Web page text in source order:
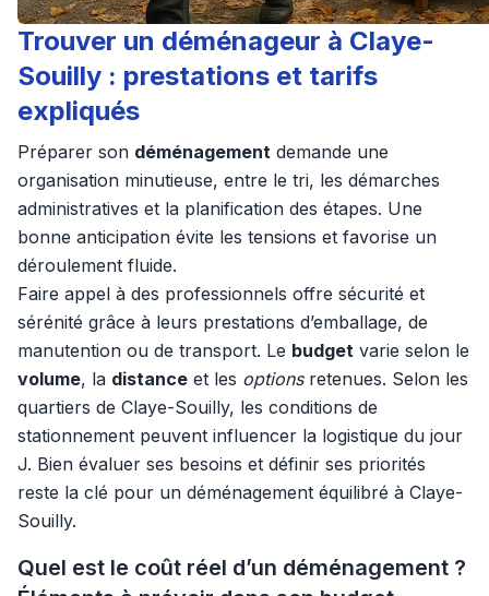
Trouver un déménageur à Claye-
Souilly : prestations et tarifs
expliqués
Préparer son déménagement demande une
organisation minutieuse, entre le tri, les démarches
administratives et la planification des étapes. Une
bonne anticipation évite les tensions et favorise un
déroulement fluide.
Faire appel à des professionnels offre sécurité et
sérénité grâce à leurs prestations d’emballage, de
manutention ou de transport. Le budget varie selon le
volume, la distance et les optionsretenues. Selon les
quartiers de Claye-Souilly, les conditions de
stationnement peuvent influencer la logistique du jour
J. Bien évaluer ses besoins et définir ses priorités
reste la clé pour un déménagement équilibré à Claye-
Souilly.
Quel est le coût réel d’un déménagement ?